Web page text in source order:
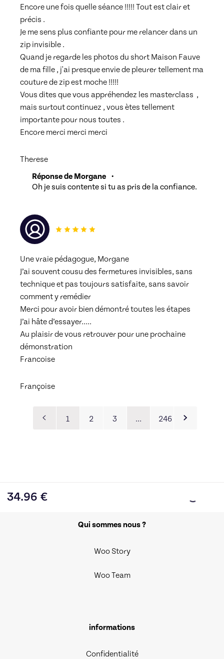
Encore une fois quelle séance !!!!! Tout est clair et
précis .
Je me sens plus confiante pour me relancer dans un
zip invisible .
Quand je regarde les photos du short Maison Fauve
de ma fille , j'ai presque envie de pleurer tellement ma
couture de zip est moche !!!!!
Vous dites que vous appréhendez les masterclass  ,
mais surtout continuez , vous ètes tellement
importante pour nous toutes .
Encore merci merci merci
Therese
Réponse de Morgane
•
Oh je suis contente si tu as pris de la confiance.
Une vraie pédagogue, Morgane
J’ai souvent cousu des fermetures invisibles, sans
technique et pas toujours satisfaite, sans savoir
comment y remédier
Merci pour avoir bien démontré toutes les étapes
J’ai hâte d’essayer…..
Au plaisir de vous retrouver pour une prochaine
démonstration
Francoise
Françoise
1 2 3 … 246
34.96 €
Qui sommes nous ?
Woo Story
Woo Team
informations
Confidentialité